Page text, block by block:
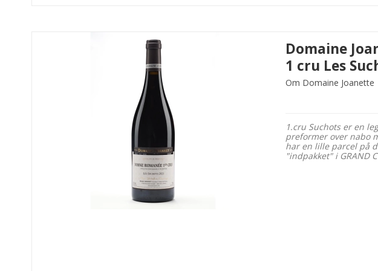
Domaine
1 cru Les
Om Domaine Joanette
1.cru Suchots er en
preformer over nabo
har en lille parcel på
"indpakket" i GRAND